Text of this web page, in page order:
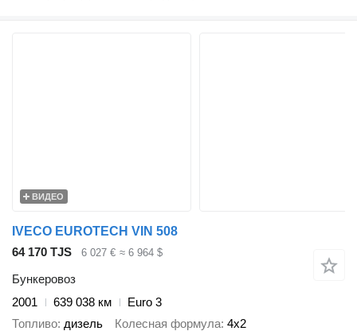
ВИДЕО
IVECO EUROTECH VIN 508
64 170 TJS
6 027 € ≈ 6 964 $
Бункеровоз
2001
639 038 км
Euro 3
Топливо дизель Колесная формула 4x2